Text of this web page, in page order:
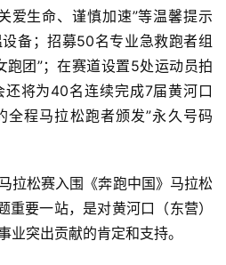
爱生命、谨慎加速”等温馨提示
备；招募50名专业急救跑者组
跑团”；在赛道设置5处运动员拍
将为40名连续完成7届黄河口
全程马拉松跑者颁发”永久号码
拉松赛入围《奔跑中国》马拉松
重要一站，是对黄河口（东营）
业突出贡献的肯定和支持。